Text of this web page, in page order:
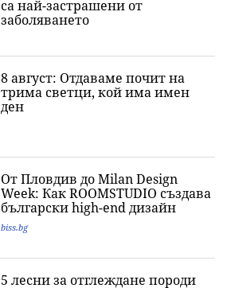
са най-застрашени от
заболяването
8 август: Отдаваме почит на
трима светци, кой има имен
ден
От Пловдив до Milan Design
Week: Как ROOMSTUDIO създава
български high-end дизайн
biss.bg
5 лесни за отглеждане породи